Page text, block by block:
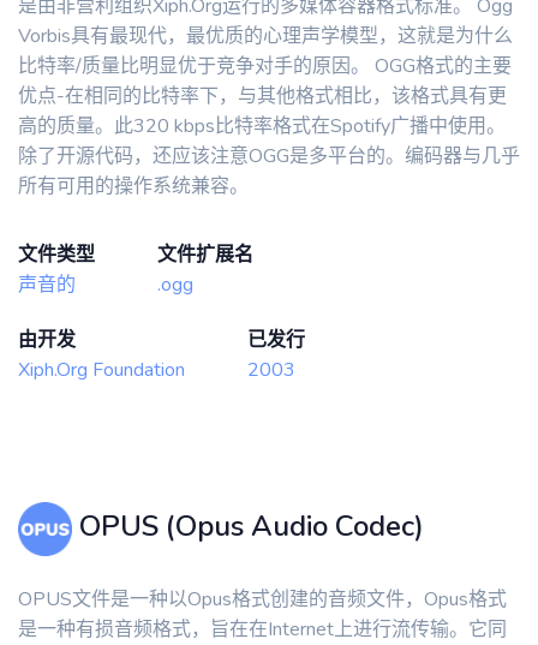
是由非营利组织Xiph.Org运行的多媒体容器格式标准。 Ogg
Vorbis具有最现代，最优质的心理声学模型，这就是为什么
比特率/质量比明显优于竞争对手的原因。 OGG格式的主要
优点-在相同的比特率下，与其他格式相比，该格式具有更
高的质量。此320 kbps比特率格式在Spotify广播中使用。
除了开源代码，还应该注意OGG是多平台的。编码器与几乎
所有可用的操作系统兼容。
文件类型
声音的
文件扩展名
.ogg
由开发
Xiph.Org Foundation
已发行
2003
OPUS (Opus Audio Codec)
OPUS文件是一种以Opus格式创建的音频文件，Opus格式
是一种有损音频格式，旨在在Internet上进行流传输。它同